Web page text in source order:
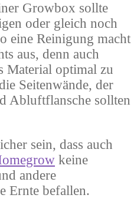
Growbox sollte
oder gleich noch
eine Reinigung macht
aus, denn auch
Material optimal zu
Seitenwände, der
Abluftflansche sollten
sein, dass auch
keine
andere
Ernte befallen.